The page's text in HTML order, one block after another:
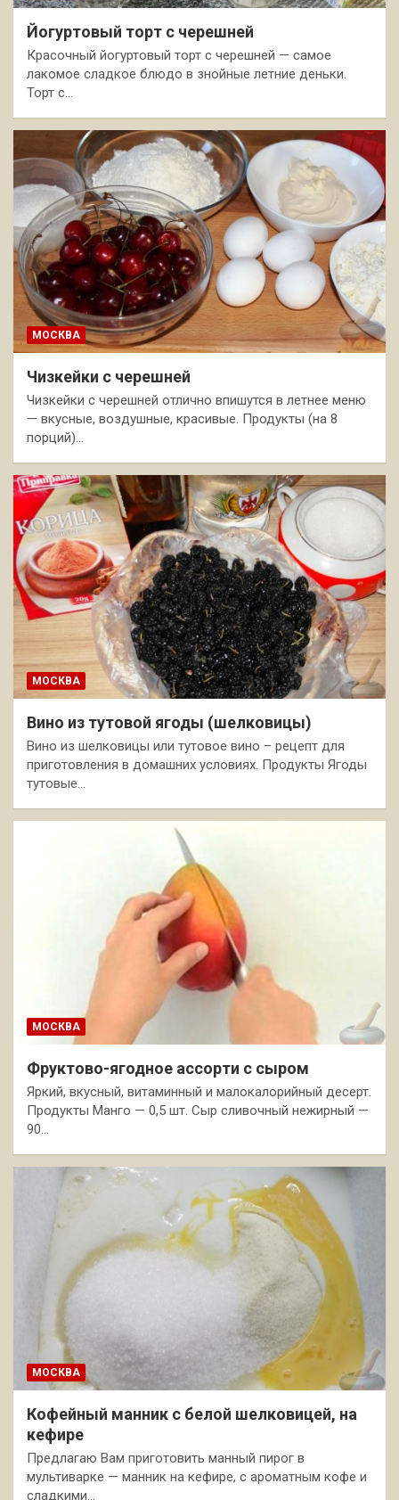
Йогуртовый торт с черешней
Красочный йогуртовый торт с черешней — самое
лакомое сладкое блюдо в знойные летние деньки.
Торт с…
МОСКВА
Чизкейки с черешней
Чизкейки с черешней отлично впишутся в летнее меню
— вкусные, воздушные, красивые. Продукты (на 8
порций)…
МОСКВА
Вино из тутовой ягоды (шелковицы)
Вино из шелковицы или тутовое вино – рецепт для
приготовления в домашних условиях. Продукты Ягоды
тутовые…
МОСКВА
Фруктово-ягодное ассорти с сыром
Яркий, вкусный, витаминный и малокалорийный десерт.
Продукты Манго — 0,5 шт. Сыр сливочный нежирный —
90…
МОСКВА
Кофейный манник с белой шелковицей, на
кефире
Предлагаю Вам приготовить манный пирог в
мультиварке — манник на кефире, с ароматным кофе и
сладкими…